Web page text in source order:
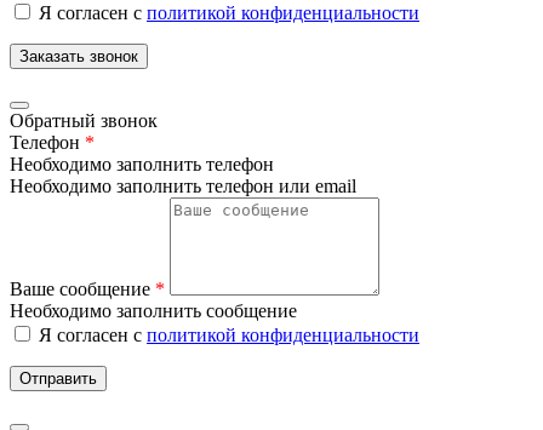
Я согласен с политикой конфиденциальности
Заказать звонок
Обратный звонок
Телефон *
Необходимо заполнить телефон
Необходимо заполнить телефон или email
Ваше сообщение *
Необходимо заполнить сообщение
Я согласен с политикой конфиденциальности
Отправить